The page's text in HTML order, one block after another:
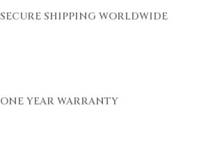
SECURE SHIPPING WORLDWIDE
ONE YEAR WARRANTY